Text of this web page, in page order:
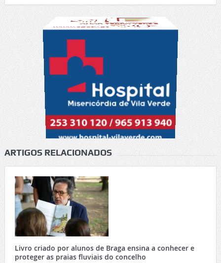
ARTIGOS RELACIONADOS
Livro criado por alunos de Braga ensina a conhecer e
proteger as praias fluviais do concelho